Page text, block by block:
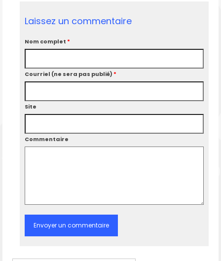
Laissez un commentaire
Nom complet *
Courriel (ne sera pas publié) *
Site
Commentaire